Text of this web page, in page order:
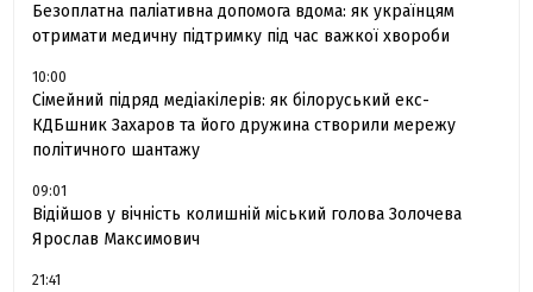
Безоплатна паліативна допомога вдома: як українцям
отримати медичну підтримку під час важкої хвороби
10:00
Сімейний підряд медіакілерів: як білоруський екс-
КДБшник Захаров та його дружина створили мережу
політичного шантажу
09:01
Відійшов у вічність колишній міський голова Золочева
Ярослав Максимович
21:41